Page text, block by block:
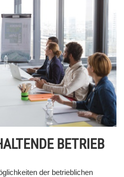
BETRIEB
der betrieblichen